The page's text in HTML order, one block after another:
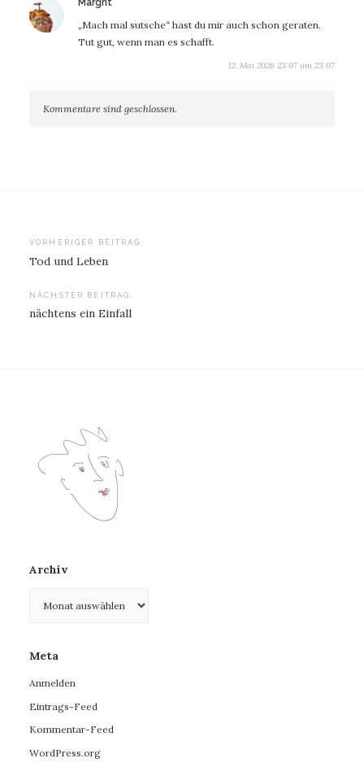
Margrit
„Mach mal sutsche“ hast du mir auch schon geraten.
Tut gut, wenn man es schafft.
12. Mai 2026 23:07 um 23:07
Kommentare sind geschlossen.
Beitragsnavigation
VORHERIGER BEITRAG:
Tod und Leben
NÄCHSTER BEITRAG:
nächtens ein Einfall
Archiv
Meta
Anmelden
Eintrags-Feed
Kommentar-Feed
WordPress.org